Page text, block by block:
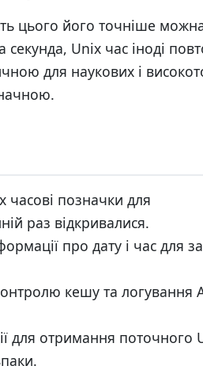
цього його точніше
секунда, Unix час іноді
для наукових і
часові позначки для
раз відкривалися.
про дату і час для
кешу та логування
для отримання поточного